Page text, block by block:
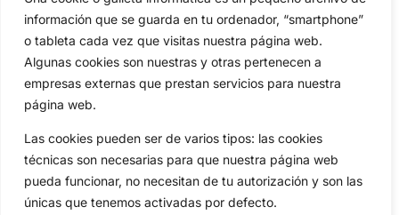
información que se guarda en tu ordenador, “smartphone”
o tableta cada vez que visitas nuestra página web.
Algunas cookies son nuestras y otras pertenecen a
empresas externas que prestan servicios para nuestra
página web.
Las cookies pueden ser de varios tipos: las cookies
técnicas son necesarias para que nuestra página web
pueda funcionar, no necesitan de tu autorización y son las
únicas que tenemos activadas por defecto.
Circuitos
Especiales
Reglas
Vídeos
De Interés
Compañía
Aviso Legal
Política de Privacidad
Política de Cookies
Publicidad
Newsletters